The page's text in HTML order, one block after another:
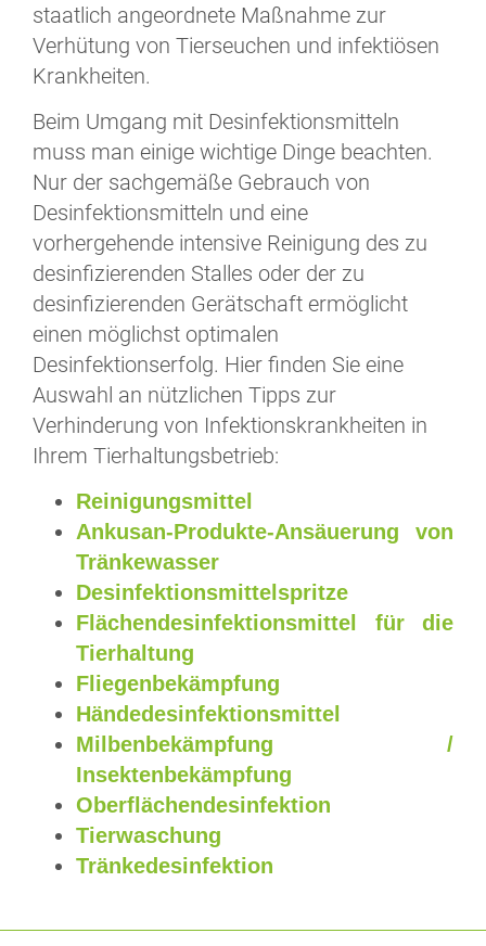
staatlich angeordnete Maßnahme zur
Verhütung von Tierseuchen und infektiösen
Krankheiten.
Beim Umgang mit Desinfektionsmitteln
muss man einige wichtige Dinge beachten.
Nur der sachgemäße Gebrauch von
Desinfektionsmitteln und eine
vorhergehende intensive Reinigung des zu
desinfizierenden Stalles oder der zu
desinfizierenden Gerätschaft ermöglicht
einen möglichst optimalen
Desinfektionserfolg. Hier finden Sie eine
Auswahl an nützlichen Tipps zur
Verhinderung von Infektionskrankheiten in
Ihrem Tierhaltungsbetrieb:
Reinigungsmittel
Ankusan-Produkte-Ansäuerung von
Tränkewasser
Desinfektionsmittelspritze
Flächendesinfektionsmittel für die
Tierhaltung
Fliegenbekämpfung
Händedesinfektionsmittel
Milbenbekämpfung /
Insektenbekämpfung
Oberflächendesinfektion
Tierwaschung
Tränkedesinfektion